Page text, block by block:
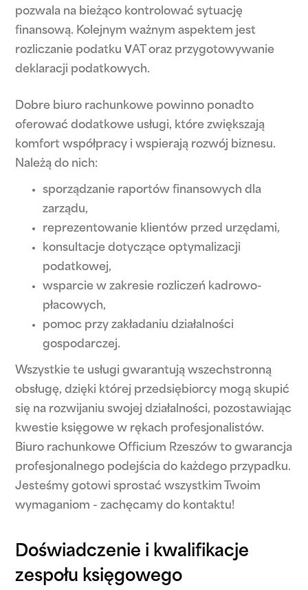
pozwala na bieżąco kontrolować sytuację
finansową. Kolejnym ważnym aspektem jest
rozliczanie podatku VAT oraz przygotowywanie
deklaracji podatkowych.
Dobre biuro rachunkowe powinno ponadto
oferować dodatkowe usługi, które zwiększają
komfort współpracy i wspierają rozwój biznesu.
Należą do nich:
sporządzanie raportów finansowych dla
zarządu,
reprezentowanie klientów przed urzędami,
konsultacje dotyczące optymalizacji
podatkowej,
wsparcie w zakresie rozliczeń kadrowo-
płacowych,
pomoc przy zakładaniu działalności
gospodarczej.
Wszystkie te usługi gwarantują wszechstronną
obsługę, dzięki której przedsiębiorcy mogą skupić
się na rozwijaniu swojej działalności, pozostawiając
kwestie księgowe w rękach profesjonalistów.
Biuro rachunkowe Officium Rzeszów to gwarancja
profesjonalnego podejścia do każdego przypadku.
Jesteśmy gotowi sprostać wszystkim Twoim
wymaganiom - zachęcamy do kontaktu!
Doświadczenie i kwalifikacje
zespołu księgowego